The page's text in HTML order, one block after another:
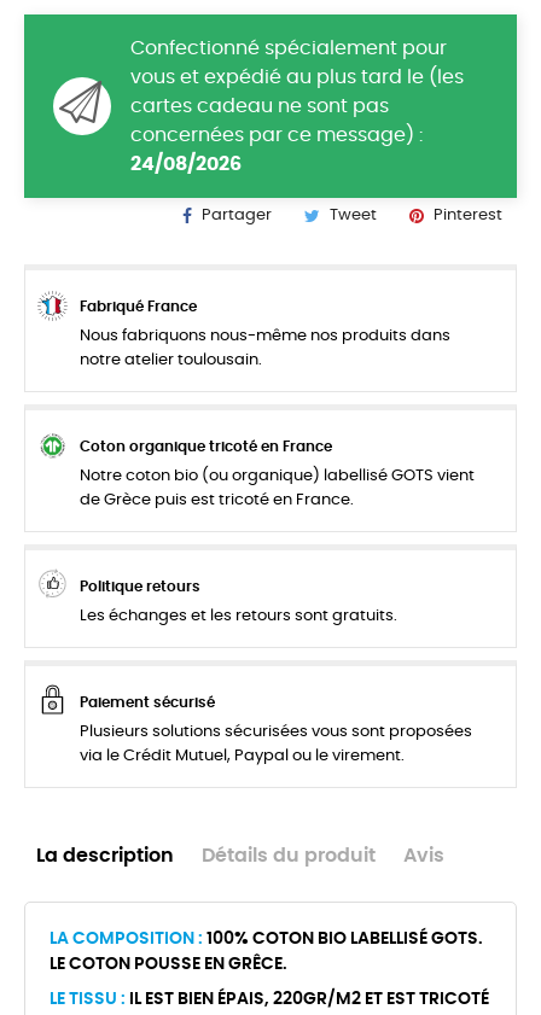
Confectionné spécialement pour
vous et expédié au plus tard le (les
cartes cadeau ne sont pas
concernées par ce message) :
24/08/2026
Partager Tweet Pinterest
Fabriqué France
Nous fabriquons nous-même nos produits dans
notre atelier toulousain.
Coton organique tricoté en France
Notre coton bio (ou organique) labellisé GOTS vient
de Grèce puis est tricoté en France.
Politique retours
Les échanges et les retours sont gratuits.
Paiement sécurisé
Plusieurs solutions sécurisées vous sont proposées
via le Crédit Mutuel, Paypal ou le virement.
La description Détails du produit Avis
LA COMPOSITION : 100% COTON BIO LABELLISÉ GOTS.
LE COTON POUSSE EN GRÊCE.
LE TISSU : IL EST BIEN ÉPAIS, 220GR/M2 ET EST TRICOTÉ